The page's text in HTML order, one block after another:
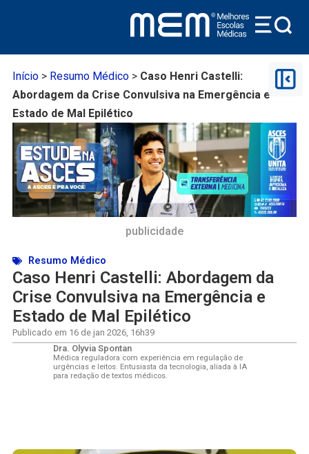
Início> Resumo Médico> Caso Henri Castelli:
Abordagem da Crise Convulsiva na Emergência e
Estado de Mal Epilético
publicidade
Resumo Médico
Caso Henri Castelli: Abordagem da
Crise Convulsiva na Emergência e
Estado de Mal Epilético
Publicado em 16 de jan 2026, 16h39
Dra. Olyvia Spontan
Médica reguladora com experiência em regulação de
urgências e leitos. Entusiasta da tecnologia, aliada à IA
para redação de textos médicos.